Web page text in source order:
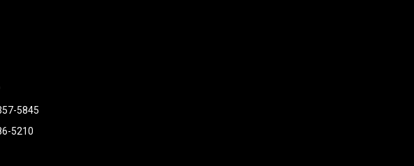
5845
5210